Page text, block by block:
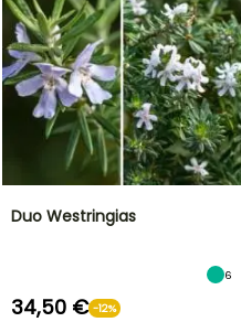
Duo Westringias
6
34,50 € -12%